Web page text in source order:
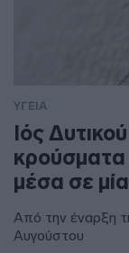
ΥΓΕΙΑ
Ιός
κρούσματα
μέσα σε
Από την έναρξη
Αυγούστου